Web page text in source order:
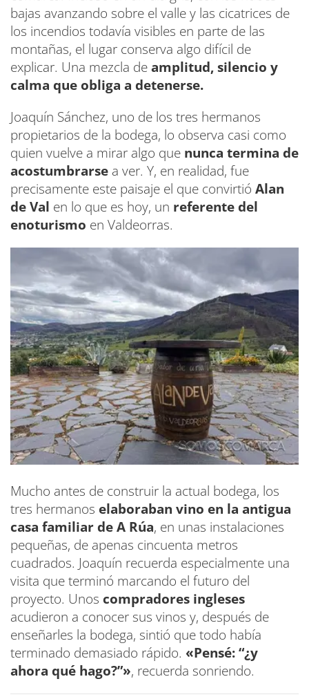
bajas avanzando sobre el valle y las cicatrices de
los incendios todavía visibles en parte de las
montañas, el lugar conserva algo difícil de
explicar. Una mezcla deamplitud, silencio y
calma que obliga a detenerse.
Joaquín Sánchez, uno de los tres hermanos
propietarios de la bodega, lo observa casi como
quien vuelve a mirar algo que nunca termina de
acostumbrarse a ver. Y, en realidad, fue
precisamente este paisaje el que convirtió Alan
de Val en lo que es hoy, un referente del
enoturismo en Valdeorras.
Mucho antes de construir la actual bodega, los
tres hermanos elaboraban vino en la antigua
casa familiar de A Rúa, en unas instalaciones
pequeñas, de apenas cincuenta metros
cuadrados. Joaquín recuerda especialmente una
visita que terminó marcando el futuro del
proyecto. Unos compradores ingleses
acudieron a conocer sus vinos y, después de
enseñarles la bodega, sintió que todo había
terminado demasiado rápido. «Pensé: “¿y
ahora qué hago?”», recuerda sonriendo.